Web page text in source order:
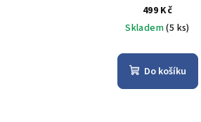
499 Kč
Skladem(5 ks)
Do košíku